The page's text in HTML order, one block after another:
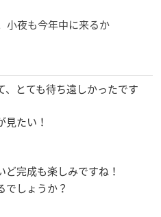
小夜も今年中に来るか
、とても待ち遠しかったです
たい！
ど完成も楽しみですね！
でしょうか？